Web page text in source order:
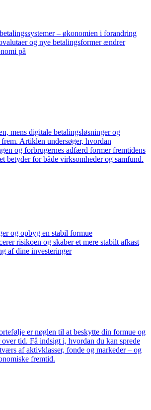
– økonomien i forandring
og nye betalingsformer ændrer
på
mens digitale betalingsløsninger og
Artiklen undersøger, hvordan
og forbrugernes adfærd former fremtidens
betyder for både virksomheder og samfund.
og opbyg en stabil formue
risikoen og skaber et mere stabilt afkast
af dine investeringer
er nøglen til at beskytte din formue og
over tid. Få indsigt i, hvordan du kan sprede
af aktivklasser, fonde og markeder – og
fremtid.